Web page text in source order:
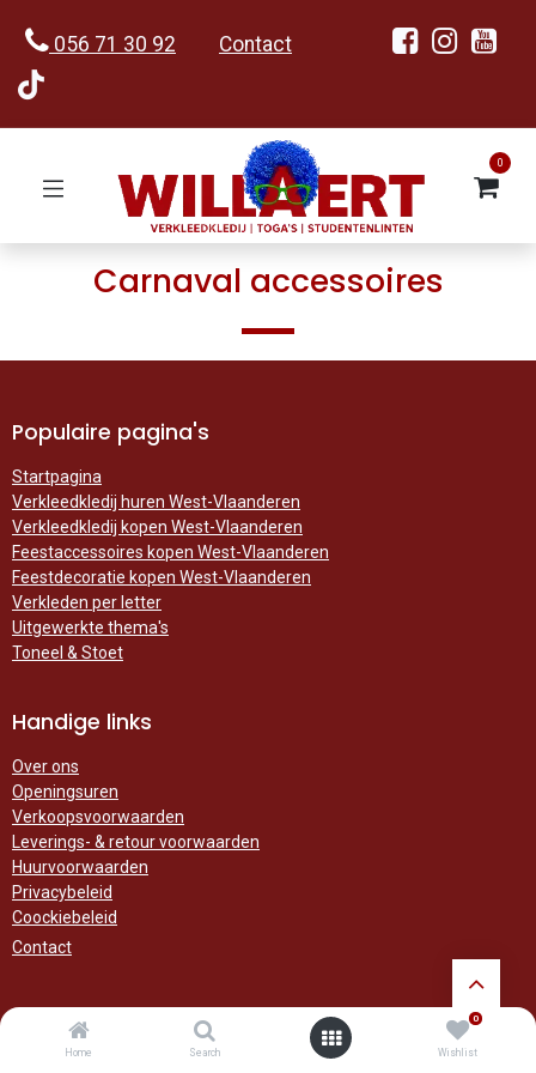
Home Search
0
Wishlist
056 71 30 92 Contact
0
Carnaval accessoires
Populaire pagina's
Startpagina
Verkleedkledij huren West-Vlaanderen
Verkleedkledij kopen West-Vlaanderen
Feestaccessoires kopen West-Vlaanderen
Feestdecoratie kopen West-Vlaanderen
Verkleden per letter
Uitgewerkte thema's
Toneel & Stoet
Handige links
Over ons
Openingsuren
Verkoopsvoorwaarden
Leverings- & retour voorwaarden
Huurvoorwaarden
Privacybeleid
Coockiebeleid
Contact
Het feestplezier start hier!
Willaert Verkleedkledijin Desselgem is al meer dan 40 jaareen